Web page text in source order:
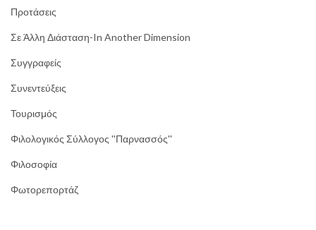
Προτάσεις
Σε Άλλη Διάσταση-In Another Dimension
Συγγραφείς
Συνεντεύξεις
Τουρισμός
Φιλολογικός Σύλλογος ''Παρνασσός''
Φιλοσοφία
Φωτορεπορτάζ